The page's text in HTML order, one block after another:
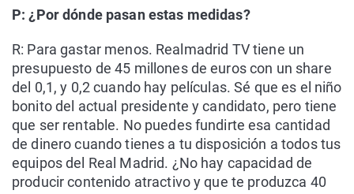
P: ¿Por dónde pasan estas medidas?
R: Para gastar menos. Realmadrid TV tiene un
presupuesto de 45 millones de euros con un share
del 0,1, y 0,2 cuando hay películas. Sé que es el niño
bonito del actual presidente y candidato, pero tiene
que ser rentable. No puedes fundirte esa cantidad
de dinero cuando tienes a tu disposición a todos tus
equipos del Real Madrid. ¿No hay capacidad de
producir contenido atractivo y que te produzca 40